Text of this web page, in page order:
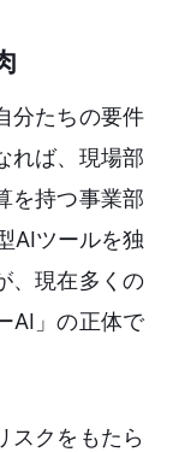
分たちの要件
れば、現場部
を持つ事業部
AIツールを独
、現在多くの
AI」の正体で
スクをもたら